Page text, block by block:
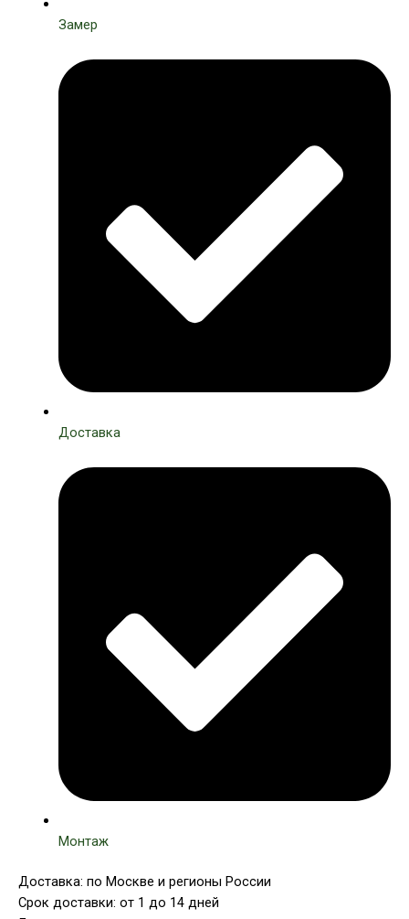
Замер
Доставка
Монтаж
Доставка: по Москве и регионы России
Срок доставки: от 1 до 14 дней